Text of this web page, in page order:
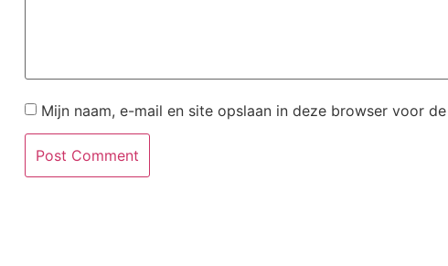
Mijn naam, e-mail en site opslaan in deze browser voor